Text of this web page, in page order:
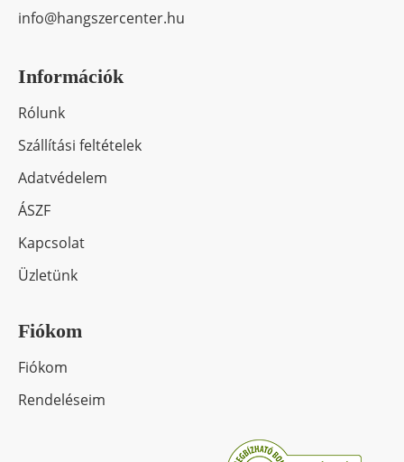
info@hangszercenter.hu
Információk
Rólunk
Szállítási feltételek
Adatvédelem
ÁSZF
Kapcsolat
Üzletünk
Fiókom
Fiókom
Rendeléseim